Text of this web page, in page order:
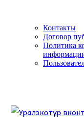
Контакты
Договор
Политика
Знайте об этом.